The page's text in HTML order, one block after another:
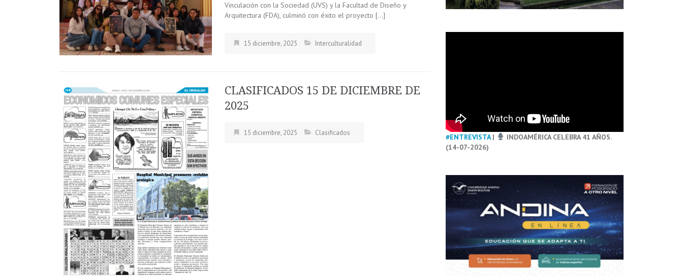
Vinculación con la Sociedad (UVS) y la Facultad de Diseño y
Arquitectura (FDA), culminó con éxito el proyecto […]
15 diciembre, 2025 Interculturalidad
CLASIFICADOS 15 DE DICIEMBRE DE
2025
15 diciembre, 2025 Clasificados #ENTREVISTA|
INDOAMÉRICA CELEBRA 41 AÑOS.
(14-07-2026)